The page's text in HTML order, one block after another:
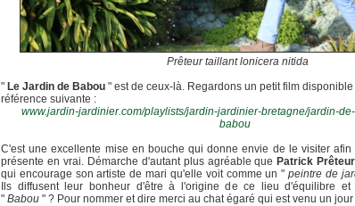
Prêteur taillant lonicera nitida
" Le Jardin de Babou " est de ceux-là. Regardons un petit film
référence suivante :
www.jardin-jardinier.com/playlists/jardin-jardinier-bretagne/jardin-
babou
C'est une excellente mise en bouche qui donne envie de le visiter
présente en vrai. Démarche d'autant plus agréable que Patrick Prêteur
qui encourage son artiste de mari qu'elle voit comme un " peintre de
Ils diffusent leur bonheur d'être à l'origine de ce lieu d'équilibre et
" Babou " ? Pour nommer et dire merci au chat égaré qui est venu un